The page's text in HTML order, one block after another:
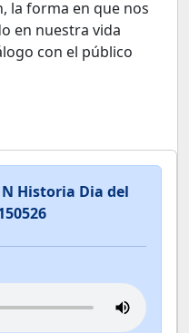
la forma en que nos
en nuestra vida
con el público
N Historia Dia del